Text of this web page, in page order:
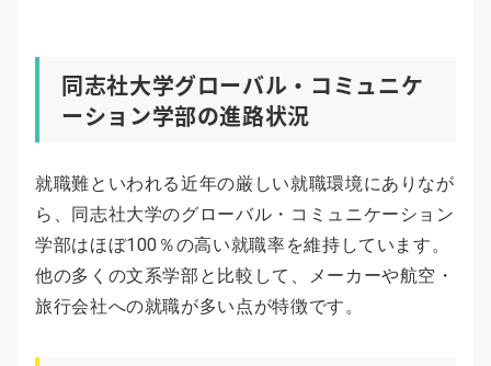
同志社大学グローバル・コミュニケ
ーション学部の進路状況
就職難といわれる近年の厳しい就職環境にありなが
ら、同志社大学のグローバル・コミュニケーション
学部はほぼ100％の高い就職率を維持しています。
他の多くの文系学部と比較して、メーカーや航空・
旅行会社への就職が多い点が特徴です。